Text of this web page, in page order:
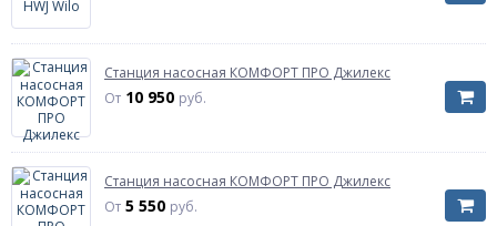
Станция насосная КОМФОРТ ПРО Джилекс
От 10 950 руб.
Станция насосная КОМФОРТ ПРО Джилекс
От 5 550 руб.